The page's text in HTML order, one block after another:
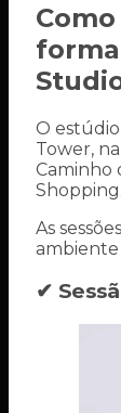
O
Tower,
Caminho
Shopping.
As
✔